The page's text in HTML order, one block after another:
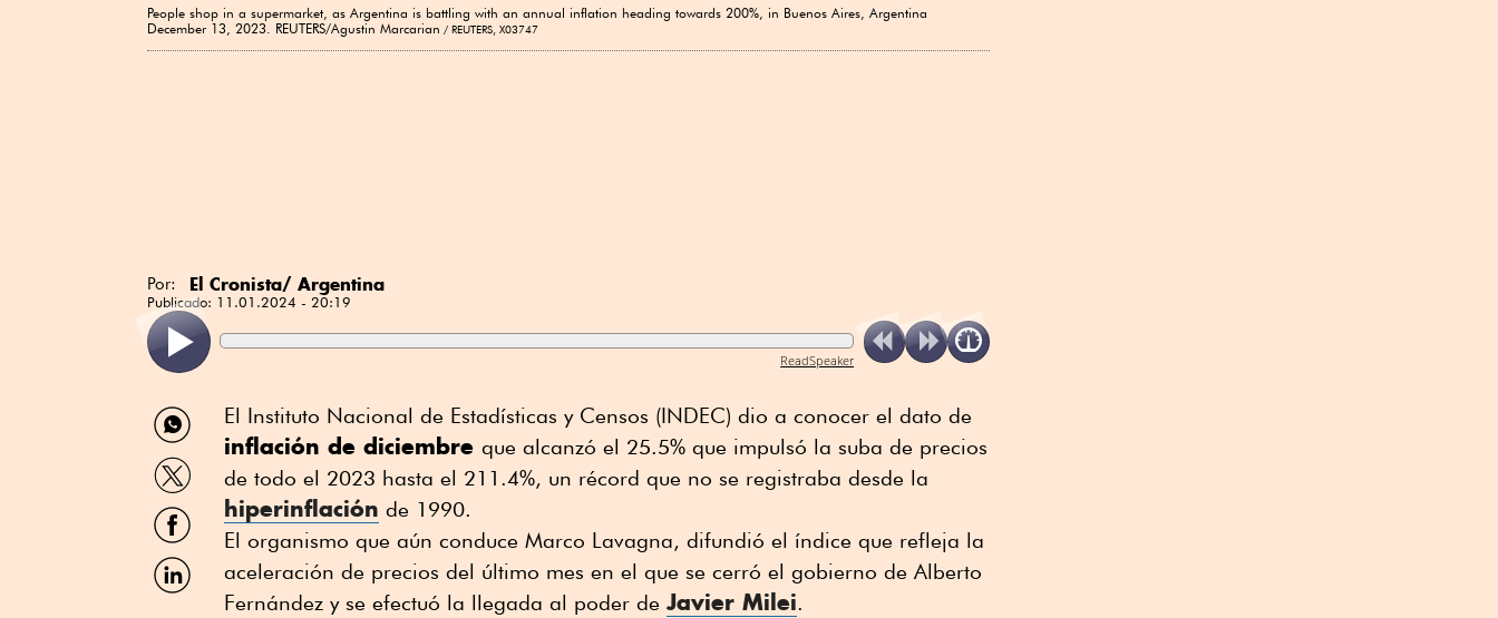
People shop in a supermarket, as Argentina is battling with an annual inflation heading towards 200%, in Buenos Aires, Argentina
December 13, 2023. REUTERS/Agustin Marcarian
REUTERS, X03747
Por: El Cronista/ Argentina
Publicado: 11.01.2024 - 20:19
ReadSpeaker
Compartir
por
WhatsApp
Compartir
por
Twitter
Compartir
por
Facebook
Compartir
por
El Instituto Nacional de Estadísticas y Censos (INDEC) dio a conocer el dato de
inflación de diciembre que alcanzó el 25.5% que impulsó la suba de precios
de todo el 2023 hasta el 211.4%, un récord que no se registraba desde la
hiperinflación de 1990.
El organismo que aún conduce Marco Lavagna, difundió el índice que refleja la
aceleración de precios del último mes en el que se cerró el gobierno de Alberto
Fernández y se efectuó la llegada al poder de Javier Milei.